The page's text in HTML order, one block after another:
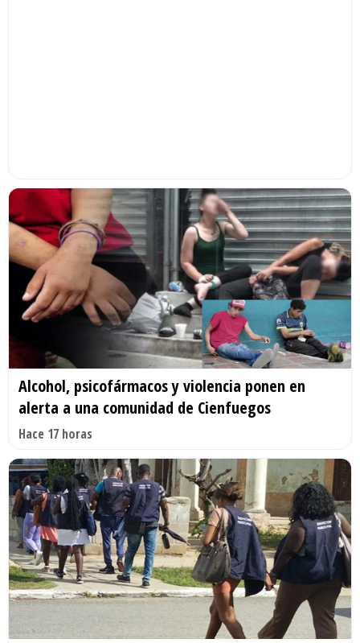
Alcohol, psicofármacos y violencia ponen en
alerta a una comunidad de Cienfuegos
Hace 17 horas